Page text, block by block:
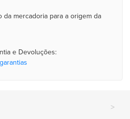
da mercadoria para a origem da
e Devoluções:
>